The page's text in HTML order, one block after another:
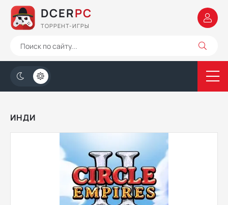
DCERPC
ТОРРЕНТ-ИГРЫ
ИНДИ